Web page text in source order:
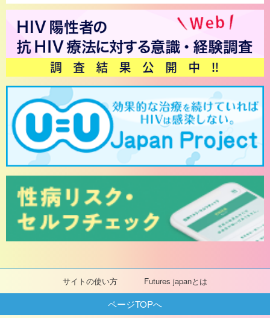
サイトの使い方 Futures japanとは
ページTOPへ